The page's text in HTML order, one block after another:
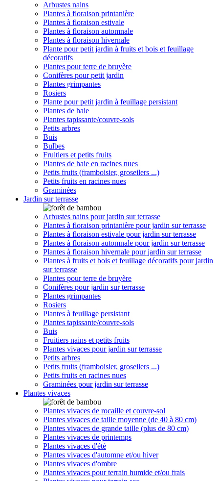
Arbustes nains
Plantes à floraison printanière
Plantes à floraison estivale
Plantes à floraison automnale
Plantes à floraison hivernale
Plante pour petit jardin à fruits et bois et feuillage
décoratifs
Plantes pour terre de bruyère
Conifères pour petit jardin
Plantes grimpantes
Rosiers
Plante pour petit jardin à feuillage persistant
Plantes de haie
Plantes tapissante/couvre-sols
Petits arbres
Buis
Bulbes
Fruitiers et petits fruits
Plantes de haie en racines nues
Petits fruits (framboisier, groseilers ...)
Petits fruits en racines nues
Graminées
Jardin sur terrasse
Arbustes nains pour jardin sur terrasse
Plantes à floraison printanière pour jardin sur terrasse
Plantes à floraison estivale pour jardin sur terrasse
Plantes à floraison automnale pour jardin sur terrasse
Plantes à floraison hivernale pour jardin sur terrasse
Plantes à fruits et bois et feuillage décoratifs pour jardin
sur terrasse
Plantes pour terre de bruyère
Conifères pour jardin sur terrasse
Plantes grimpantes
Rosiers
Plantes à feuillage persistant
Plantes tapissante/couvre-sols
Buis
Fruitiers nains et petits fruits
Plantes vivaces pour jardin sur terrasse
Petits arbres
Petits fruits (framboisier, groseilers ...)
Petits fruits en racines nues
Graminées pour jardin sur terrasse
Plantes vivaces
Plantes vivaces de rocaille et couvre-sol
Plantes vivaces de taille moyenne (de 40 à 80 cm)
Plantes vivaces de grande taille (plus de 80 cm)
Plantes vivaces de printemps
Plantes vivaces d'été
Plantes vivaces d'automne et/ou hiver
Plantes vivaces d'ombre
Plantes vivaces pour terrain humide et/ou frais